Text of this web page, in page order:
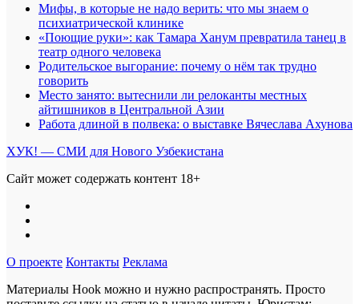
Мифы, в которые не надо верить: что мы знаем о
психиатрической клинике
«Поющие руки»: как Тамара Ханум превратила танец в
театр одного человека
Родительское выгорание: почему о нём так трудно
говорить
Место занято: вытеснили ли релоканты местных
айтишников в Центральной Азии
Работа длиной в полвека: о выставке Вячеслава Ахунова
ХУК! — СМИ для Нового Узбекистана
Сайт может содержать контент 18+
О проекте Контакты Реклама
Материалы Hook можно и нужно распространять. Просто